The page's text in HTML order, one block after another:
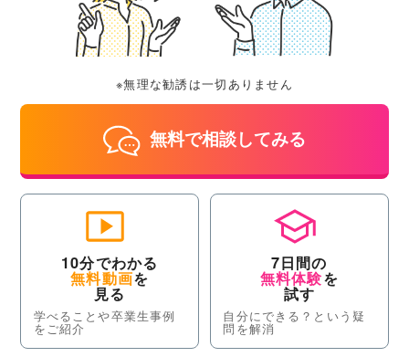
※無理な勧誘は一切ありません
無料で相談してみる
10分でわかる
無料動画を
見る
学べることや卒業生事例
をご紹介
7日間の
無料体験を
試す
自分にできる？という疑
問を解消